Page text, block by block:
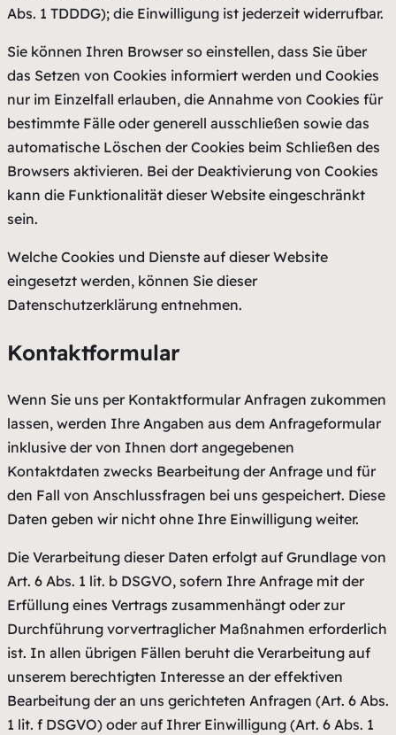
Abs. 1 TDDDG); die Einwilligung ist jederzeit widerrufbar.
Sie können Ihren Browser so einstellen, dass Sie über
das Setzen von Cookies informiert werden und Cookies
nur im Einzelfall erlauben, die Annahme von Cookies für
bestimmte Fälle oder generell ausschließen sowie das
automatische Löschen der Cookies beim Schließen des
Browsers aktivieren. Bei der Deaktivierung von Cookies
kann die Funktionalität dieser Website eingeschränkt
sein.
Welche Cookies und Dienste auf dieser Website
eingesetzt werden, können Sie dieser
Datenschutzerklärung entnehmen.
Kontaktformular
Wenn Sie uns per Kontaktformular Anfragen zukommen
lassen, werden Ihre Angaben aus dem Anfrageformular
inklusive der von Ihnen dort angegebenen
Kontaktdaten zwecks Bearbeitung der Anfrage und für
den Fall von Anschlussfragen bei uns gespeichert. Diese
Daten geben wir nicht ohne Ihre Einwilligung weiter.
Die Verarbeitung dieser Daten erfolgt auf Grundlage von
Art. 6 Abs. 1 lit. b DSGVO, sofern Ihre Anfrage mit der
Erfüllung eines Vertrags zusammenhängt oder zur
Durchführung vorvertraglicher Maßnahmen erforderlich
ist. In allen übrigen Fällen beruht die Verarbeitung auf
unserem berechtigten Interesse an der effektiven
Bearbeitung der an uns gerichteten Anfragen (Art. 6 Abs.
1 lit. f DSGVO) oder auf Ihrer Einwilligung (Art. 6 Abs. 1